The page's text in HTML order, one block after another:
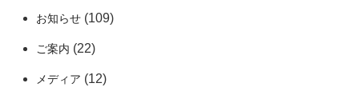
お知らせ (109)
ご案内 (22)
メディア (12)